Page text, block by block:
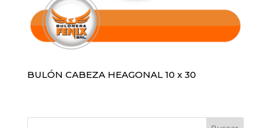
BULÓN CABEZA HEAGONAL 10 x 30